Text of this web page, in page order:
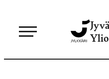
sisältöön